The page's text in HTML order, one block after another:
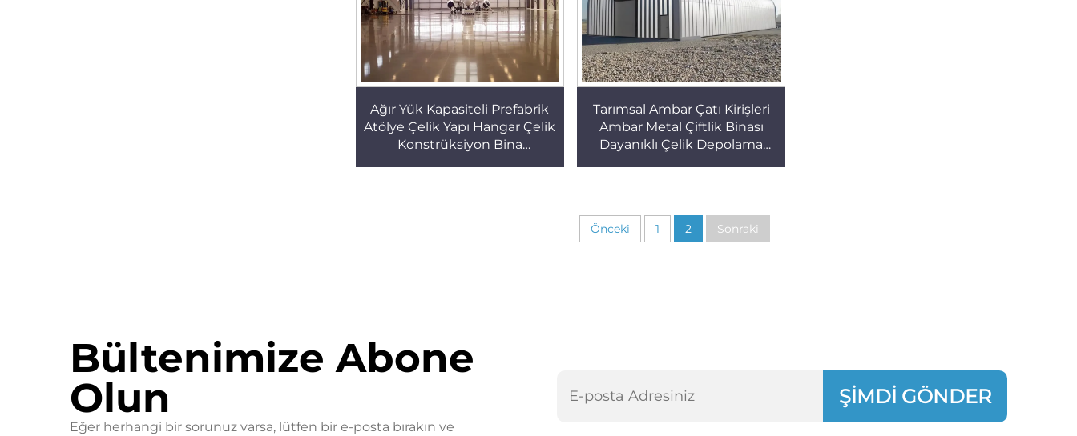
Ağır Yük Kapasiteli Prefabrik
Atölye Çelik Yapı Hangar Çelik
Konstrüksiyon Bina
Tarımsal Ambar Çatı Kirişleri
Ambar Metal Çiftlik Binası
Dayanıklı Çelik Depolama
Önceki 1 2 Sonraki
Bültenimize Abone
Olun
Eğer herhangi bir sorunuz varsa, lütfen bir e-posta bırakın ve
ŞİMDİ GÖNDER